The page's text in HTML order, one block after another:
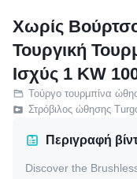
Χωρίς
Τουργική
Ισχύς 1 KW
Τούργο τουρμπίνα
Στρόβιλος ώθησης
Περιγραφή
Discover the